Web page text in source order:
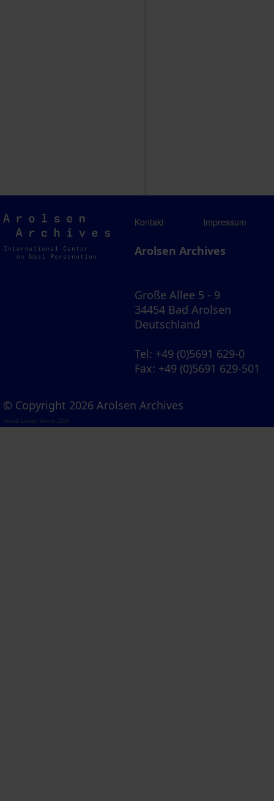
Arolsen
Archives
Kontakt Impressum
Arolsen Archives
Große Allee 5 - 9
34454 Bad Arolsen
Deutschland
Tel: +49 (0)5691 629-0
Fax: +49 (0)5691 629-501
© Copyright 2026 Arolsen Archives
Visual Library Server 2026